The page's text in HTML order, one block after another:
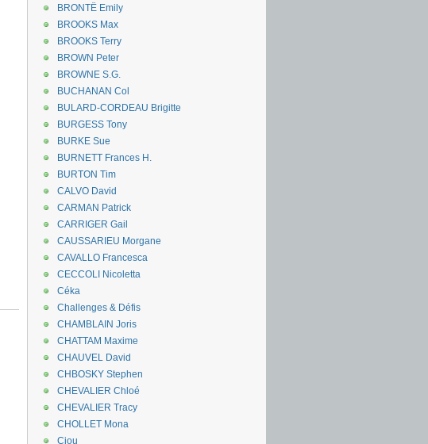
BRONTË Emily
BROOKS Max
BROOKS Terry
BROWN Peter
BROWNE S.G.
BUCHANAN Col
BULARD-CORDEAU Brigitte
BURGESS Tony
BURKE Sue
BURNETT Frances H.
BURTON Tim
CALVO David
CARMAN Patrick
CARRIGER Gail
CAUSSARIEU Morgane
CAVALLO Francesca
CECCOLI Nicoletta
Céka
Challenges & Défis
CHAMBLAIN Joris
CHATTAM Maxime
CHAUVEL David
CHBOSKY Stephen
CHEVALIER Chloé
CHEVALIER Tracy
CHOLLET Mona
Ciou